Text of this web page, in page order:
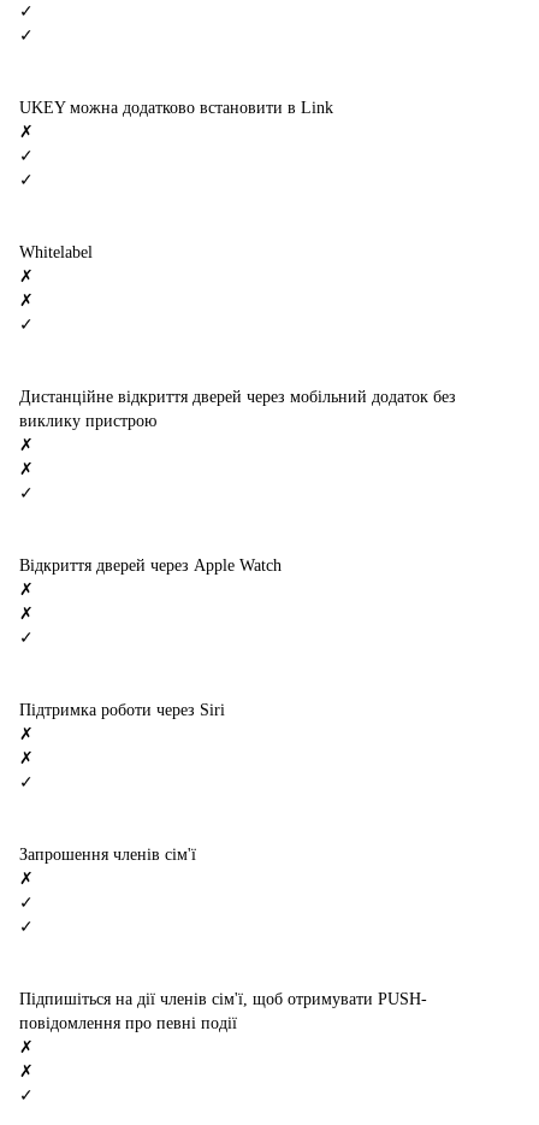
✓
✓
UKEY можна додатково встановити в Link
✗
✓
✓
Whitelabel
✗
✗
✓
Дистанційне відкриття дверей через мобільний додаток без
виклику пристрою
✗
✗
✓
Відкриття дверей через Apple Watch
✗
✗
✓
Підтримка роботи через Siri
✗
✗
✓
Запрошення членів сім'ї
✗
✓
✓
Підпишіться на дії членів сім'ї, щоб отримувати PUSH-
повідомлення про певні події
✗
✗
✓